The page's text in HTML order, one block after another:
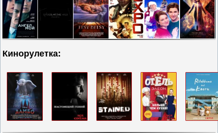
Кинорулетка: